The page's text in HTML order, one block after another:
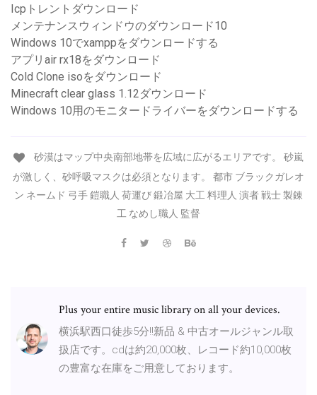
Icpトレントダウンロード
メンテナンスウィンドウのダウンロード10
Windows 10でxamppをダウンロードする
アプリair rx18をダウンロード
Cold Clone isoをダウンロード
Minecraft clear glass 1.12ダウンロード
Windows 10用のモニタードライバーをダウンロードする
砂漠はマップ中央南部地帯を広域に広がるエリアです。 砂嵐
が激しく、砂呼吸マスクは必須となります。 都市 ブラックガレオ
ン ネームド 弓手 鎧職人 荷運び 鍛冶屋 大工 料理人 演者 戦士 製錬
工 なめし職人 監督
Plus your entire music library on all your devices.
横浜駅西口徒歩5分!!新品 & 中古オールジャンル取
扱店です。cdは約20,000枚、レコード約10,000枚
の豊富な在庫をご用意しております。